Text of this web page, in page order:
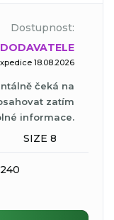
Dostupnost:
18.08.2026
čeká na
zatím
informace.
SIZE 8